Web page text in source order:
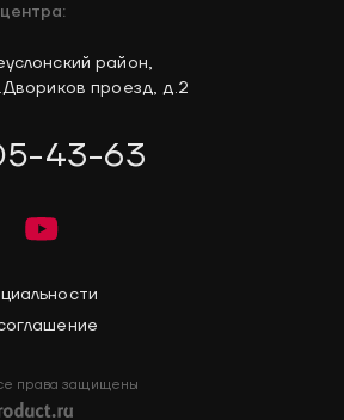
район,
проезд, д.2
43-63
права защищены